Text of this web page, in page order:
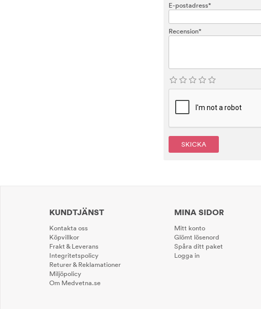
E-postadress*
Recension*
SKICKA
KUNDTJÄNST
Kontakta oss
Köpvillkor
Frakt & Leverans
Integritetspolicy
Returer & Reklamationer
Miljöpolicy
Om Medvetna.se
MINA SIDOR
Mitt konto
Glömt lösenord
Spåra ditt paket
Logga in